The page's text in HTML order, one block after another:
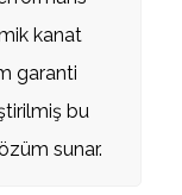
kanat
garanti
bu
sunar.